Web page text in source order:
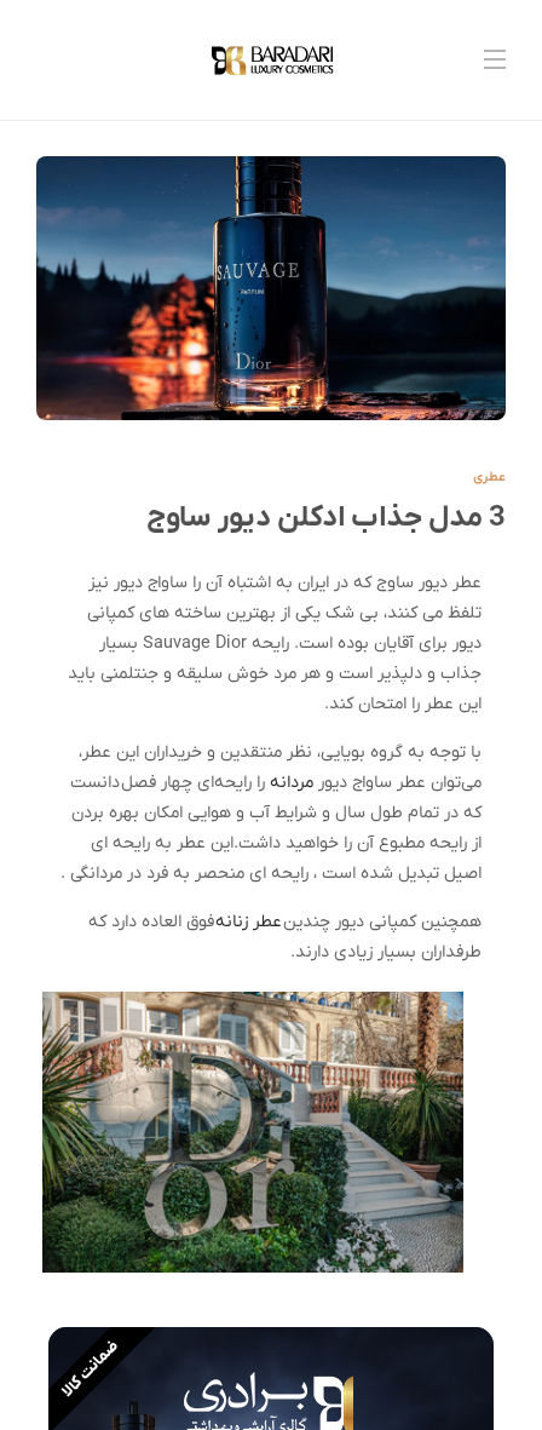
عطری
3 مدل جذاب ادکلن دیور ساوج
عطر دیور ساوج که در ایران به اشتباه آن را ساواج دیور نیز
تلفظ می کنند، بی شک یکی از بهترین ساخته های کمپانی
دیور برای آقایان بوده است. رایحه Sauvage Dior بسیار
جذاب و دلپذیر است و هر مرد خوش سلیقه و جنتلمنی باید
این عطر را امتحان کند.
با توجه به گروه بویایی، نظر منتقدین و خریداران این عطر،
می‌توان عطر ساواج دیور مردانه را رایحه‌ای چهار فصل دانست
که در تمام طول سال و شرایط آب و هوایی امکان بهره بردن
از رایحه مطبوع آن را خواهید داشت.این عطر به رایحه ای
اصیل تبدیل شده است ، رایحه ای منحصر به فرد در مردانگی .
همچنین کمپانی دیور چندینعطر زنانهفوق العاده دارد که
طرفداران بسیار زیادی دارند.
ضمانت کالا